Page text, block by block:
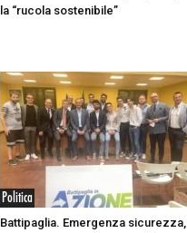
la “rucola sostenibile”
Politica
Battipaglia. Emergenza sicurezza,